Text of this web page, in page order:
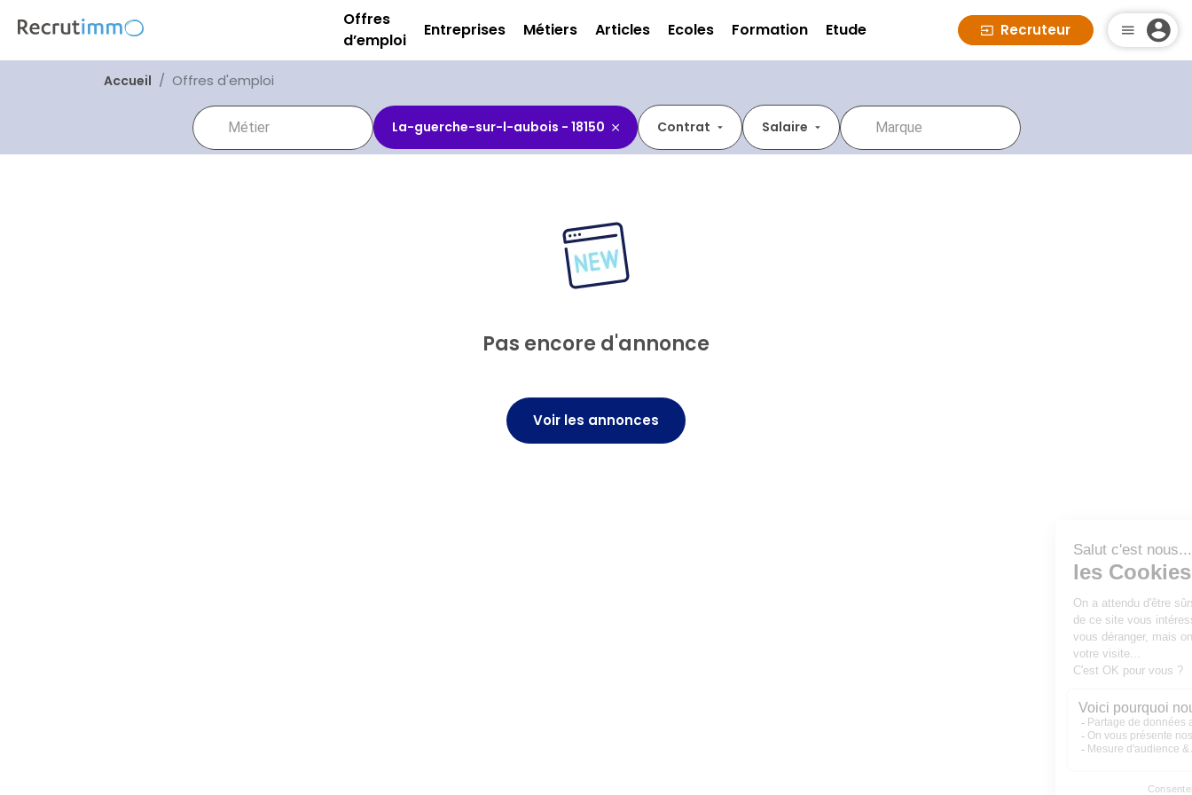
Offres
d’emploi
Entreprises Métiers Articles Ecoles Formation Etude Recruteur
Accueil Offres d'emploi
La-guerche-sur-l-aubois - 18150 Contrat Salaire
Pas encore d'annonce
Voir les annonces